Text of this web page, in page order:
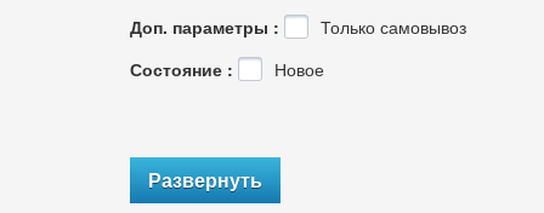
Доп. параметры :
Только самовывоз
Состояние :
Новое
Развернуть